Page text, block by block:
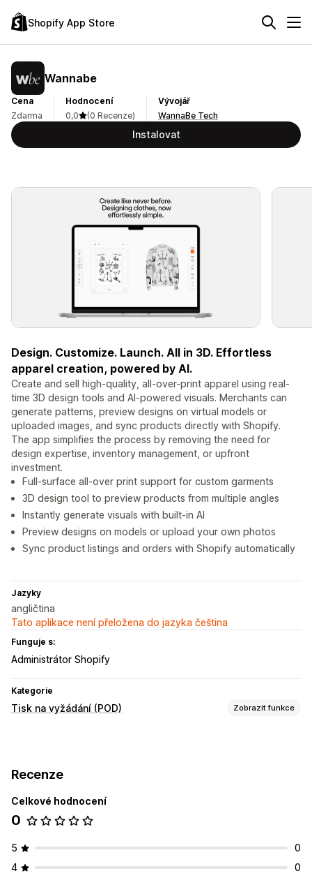
Shopify App Store
Wannabe
Cena
Zdarma
Hodnocení
0,0
(0 Recenze)
Vývojář
WannaBe Tech
Instalovat
Design. Customize. Launch. All in 3D. Effortless
apparel creation, powered by AI.
Create and sell high-quality, all-over-print apparel using real-
time 3D design tools and AI-powered visuals. Merchants can
generate patterns, preview designs on virtual models or
uploaded images, and sync products directly with Shopify.
The app simplifies the process by removing the need for
design expertise, inventory management, or upfront
investment.
Full-surface all-over print support for custom garments
3D design tool to preview products from multiple angles
Instantly generate visuals with built-in AI
Preview designs on models or upload your own photos
Sync product listings and orders with Shopify automatically
Jazyky
angličtina
Tato aplikace není přeložena do jazyka čeština
Funguje s:
Administrátor Shopify
Kategorie
Tisk na vyžádání (POD) Zobrazit funkce
Personalizace
Produkty
Celoplošný potisk
Možnosti dopravy
Hromadná doprava Vlastní doprava Celosvětové plnění
Recenze
Celkové hodnocení
0
5
0
4
0